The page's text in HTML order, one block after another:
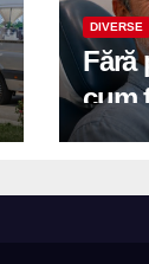
DIVERSE
Fără
cum